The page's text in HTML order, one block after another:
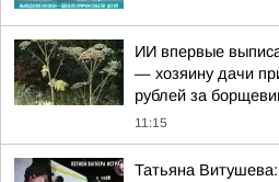
ИИ впервые
— хозяину дачи
рублей за
11:15
Татьяна